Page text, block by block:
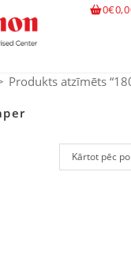
0€
Produkts atzīmēts
Kārtot pēc